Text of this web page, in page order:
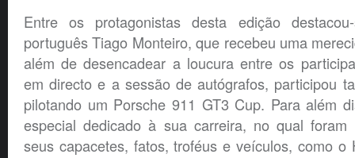
Entre os protagonistas desta edição
português Tiago Monteiro, que recebeu uma
além de desencadear a loucura entre os
em directo e a sessão de autógrafos, participou
pilotando um Porsche 911 GT3 Cup. Para além
especial dedicado à sua carreira, no qual foram
seus capacetes, fatos, troféus e veículos, como o